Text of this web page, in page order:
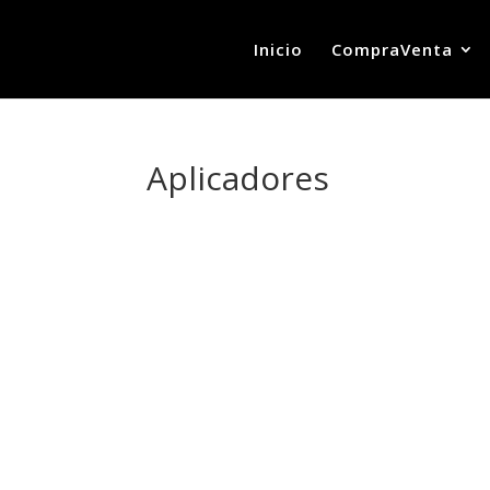
Inicio CompraVenta
Aplicadores